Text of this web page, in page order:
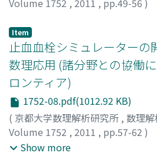
Volume 1752 , 2011 , pp.49-56 )
Item
止血血栓シミュレーターの
数理応用 (諸分野との協働
ロンティア)
1752-08.pdf(1012.92 KB)
( 京都大学数理解析研究所 , 数理
Volume 1752 , 2011 , pp.57-62 )
七澤, 洋平;田村, 典子
Show more